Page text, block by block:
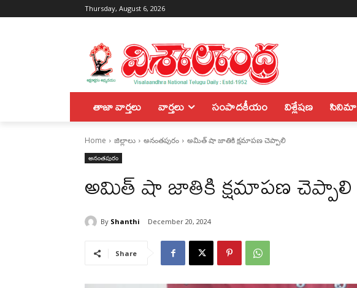
Thursday, August 6, 2026
తాజా వార్తలు వార్తలు సంపాదకీయం విశ్లేషణ సినిమా
Home జిల్లాలు అనంతపురం అమిత్ షా జాతికి క్షమాపణ చెప్పాలి
అనంతపురం
అమిత్ షా జాతికి క్షమాపణ చెప్పాలి
By Shanthi December 20, 2024
Share